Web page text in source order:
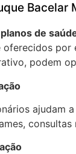
Bacelar
planos de
oferecidos por
podem
ajudam